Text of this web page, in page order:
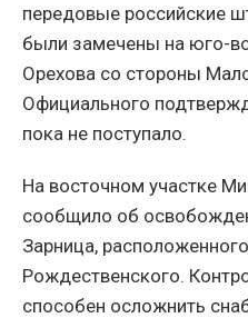
передовые российские
были замечены на юго-
Орехова со стороны
Официального
пока не поступало.
На восточном участке
сообщило об
Зарница,
Рождественского.
способен осложнить